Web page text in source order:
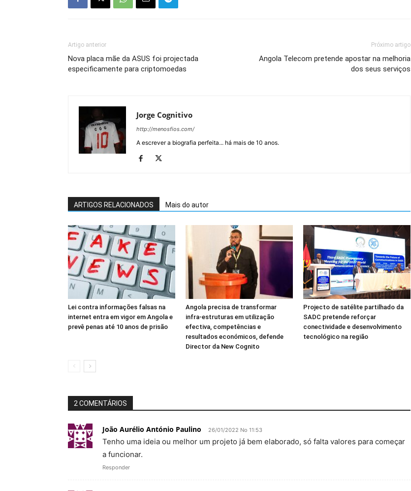
Artigo anterior
Nova placa mãe da ASUS foi projectada
especificamente para criptomoedas
Próximo artigo
Angola Telecom pretende apostar na melhoria
dos seus serviços
Jorge Cognitivo
http://menosfios.com/
A escrever a biografia perfeita... há mais de 10 anos.
ARTIGOS RELACIONADOS Mais do autor
Lei contra informações falsas na
internet entra em vigor em Angola e
prevê penas até 10 anos de prisão
Angola precisa de transformar
infra-estruturas em utilização
efectiva, competências e
resultados económicos, defende
Director da New Cognito
Projecto de satélite partilhado da
SADC pretende reforçar
conectividade e desenvolvimento
tecnológico na região
2 COMENTÁRIOS
João Aurélio António Paulino 26/01/2022 No 11:53
Tenho uma ideia ou melhor um projeto já bem elaborado, só falta valores para começar
a funcionar.
Responder